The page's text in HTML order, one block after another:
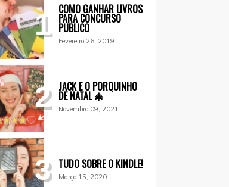
1 COMO GANHAR LIVROS
PARA CONCURSO
PÚBLICO
Fevereiro 26, 2019
2 JACK E O PORQUINHO
DE NATAL 🎄
Novembro 09, 2021
3 TUDO SOBRE O KINDLE!
Março 15, 2020